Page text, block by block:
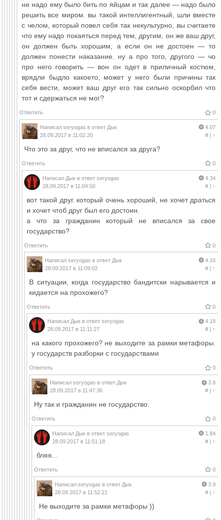
не надо ему было бить по яйцам и так далее — надо было
решить все миром. вы такой интеллигентный, шли вместе
с челом, который повел себя так некультурно, вы считаете
что ему надо покаяться перед тем, другим, он же ваш друг,
он должен быть хорошим, а если он не достоен — то
должен понести наказание. ну а про того, другого — чо
про него говорить — вон он одет в приличный костюм,
врядли быдло какоето, может у него были причины так
себя вести, может ваш друг его так сильно оскорбил что
тот и сдержаться не мог?
Ответить 0
Написал seryogas в ответ Дык
28.09.2017 в 11:02:20
4.07
#| ↑
Что это за друг, что не вписался за друга?
Ответить 0
Написал Дык в ответ seryogas
28.09.2017 в 11:04:50
4.34
#| ↑
вот такой друг. который очень хороший, не хочет драться
и хочет чтоб друг был его достоин.
а что за гражданин который не вписался за свое
государство?
Ответить 0
Написал seryogas в ответ Дык
28.09.2017 в 11:09:02
4.16
#| ↑
В ситуации, когда государство бандитски нарывается и
кидается на прохожего?
Ответить 0
Написал Дык в ответ seryogas
28.09.2017 в 11:11:27
4.18
#| ↑
на какого прохожего? не выходите за рамки метафоры.
у государств разборки с государствами
Ответить 0
Написал seryogas в ответ Дык
28.09.2017 в 11:47:36
3.8
#| ↑
Ну так и гражданин не государство.
Ответить 0
Написал Дык в ответ seryogas
28.09.2017 в 11:51:18
1.84
#| ↑
бляя...
Ответить 0
Написал seryogas в ответ Дык
28.09.2017 в 11:52:21
3.9
#| ↑
Не выходите за рамки метафоры ))